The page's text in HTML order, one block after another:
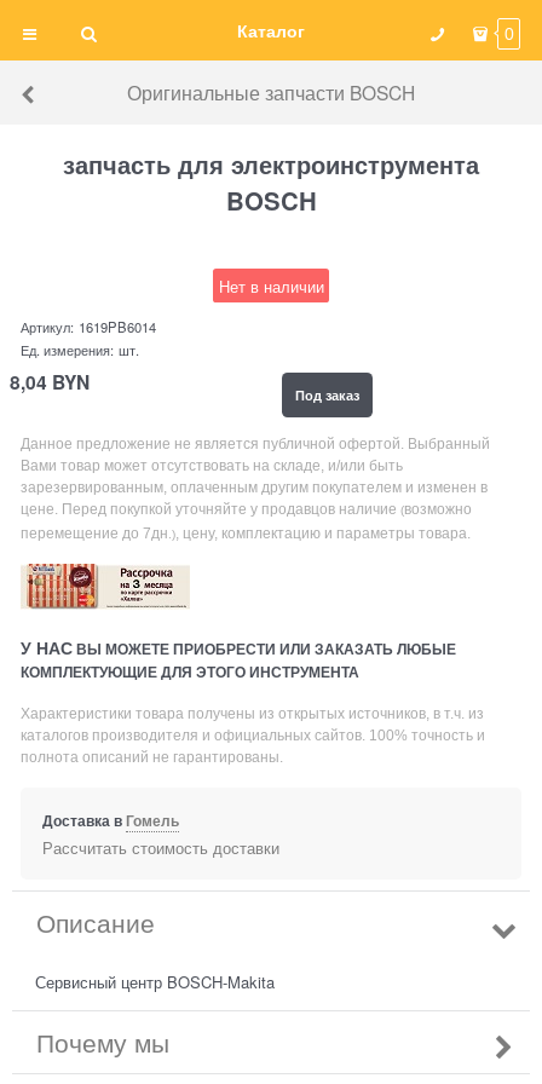
Каталог 0
Оригинальные запчасти BOSCH
запчасть для электроинструмента
BOSCH
Нет в наличии
Артикул: 1619PB6014
Ед. измерения: шт.
8,04 BYN Под заказ
Данное предложение не является публичной офертой. Выбранный
Вами товар может отсутствовать на складе, и/или быть
зарезервированным, оплаченным другим покупателем и изменен в
цене. Перед покупкой уточняйте у продавцов наличие(возможно
перемещение до 7дн .) , цену, комплектацию и параметры товара.
У НАС ВЫ МОЖЕТЕ ПРИОБРЕСТИ ИЛИ ЗАКАЗАТЬ ЛЮБЫЕ
КОМПЛЕКТУЮЩИЕ ДЛЯ ЭТОГО ИНСТРУМЕНТА
Характеристики товара получены из открытых источников, в т.ч. из
каталогов производителя и официальных сайтов. 100% точность и
полнота описаний не гарантированы.
Доставка вГомель
Рассчитать стоимость доставки
Описание
Сервисный центр BOSCH-Makita
Почему мы